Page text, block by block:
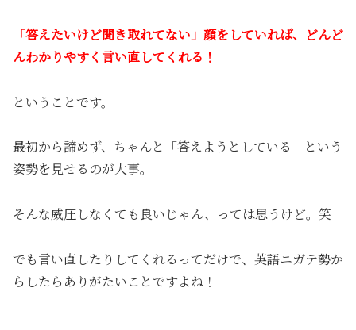
「答えたいけど聞き取れてない」顔をしていれば、どんど
んわかりやすく言い直してくれる！
ということです。
最初から諦めず、ちゃんと「答えようとしている」という
姿勢を見せるのが大事。
そんな威圧しなくても良いじゃん、っては思うけど。笑
でも言い直したりしてくれるってだけで、英語ニガテ勢か
らしたらありがたいことですよね！